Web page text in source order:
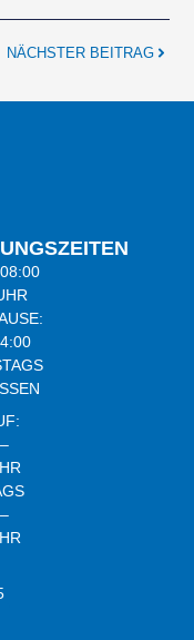
NÄCHSTER BEITRAG